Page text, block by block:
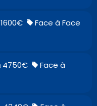
1600€
Face à Face
4750€
Face à